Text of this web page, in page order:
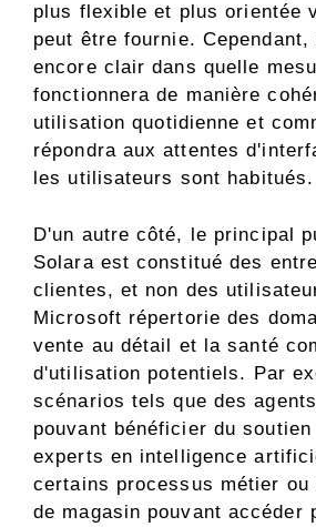
plus flexible et plus orientée
peut être fournie.
encore clair dans quelle
fonctionnera de manière
utilisation quotidienne et
répondra aux attentes
les utilisateurs sont habitués.
D'un autre côté, le principal
Solara est constitué des
clientes, et non des
Microsoft répertorie des
vente au détail et la santé
d'utilisation potentiels. Par
scénarios tels que des
pouvant bénéficier du soutien
experts en intelligence
certains processus métier ou
de magasin pouvant accéder